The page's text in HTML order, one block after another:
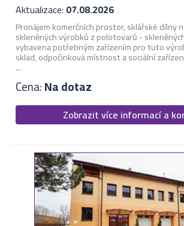
Aktualizace: 07.08.2026
Pronájem komerčních prostor, sklářské dílny
skleněných výrobků z polotovarů -
vybavena potřebným zařízením pro tuto
sklad, odpočinková místnost a sociální
...
Cena:Na dotaz
Zobrazit více informací a